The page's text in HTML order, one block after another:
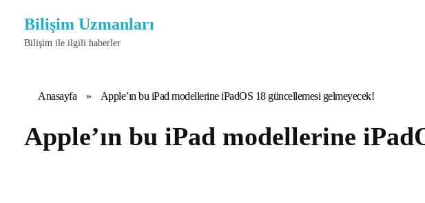
Bilişim Uzmanları
Bilişim ile ilgili haberler
Anasayfa » Apple’ın bu iPad modellerine iPadOS 18 güncellemesi gelmeyecek!
Apple’ın bu iPad modellerine